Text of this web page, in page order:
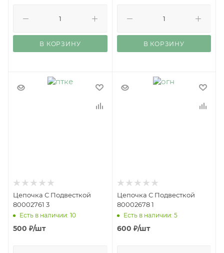
В КОРЗИНУ В КОРЗИНУ
Цепочка С Подвесткой
80002761 3
Есть в наличии: 10
500 ₽/шт
Цепочка С Подвесткой
80002678 1
Есть в наличии: 5
600 ₽/шт